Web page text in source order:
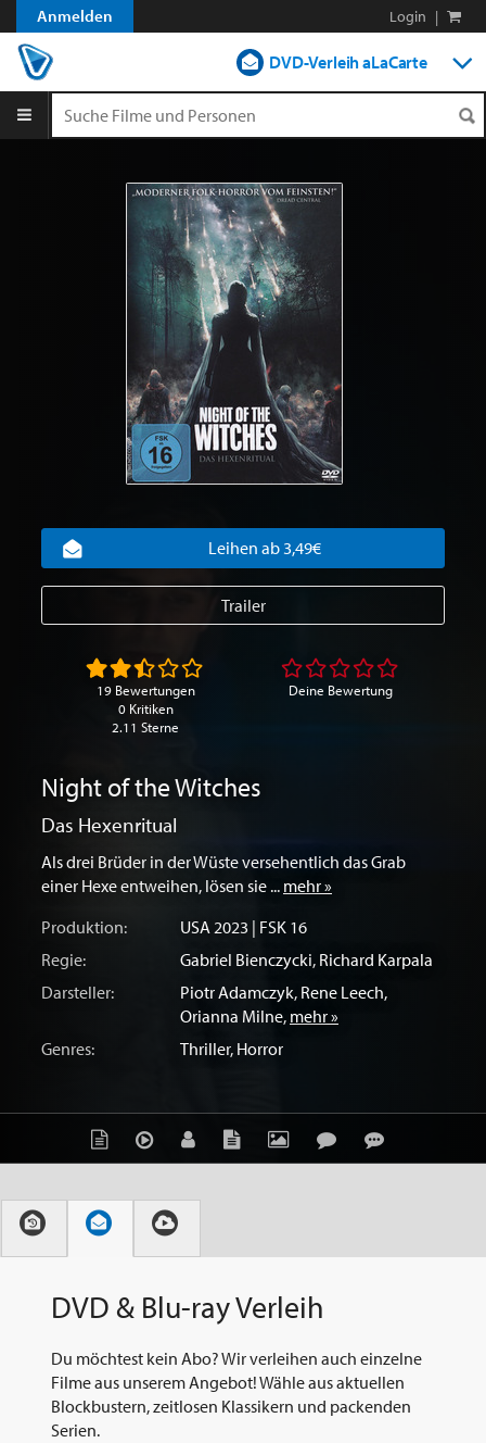
Anmelden Login |
DVD-Verleih aLaCarte
Shop
Blog
Night of the Witches
Das Hexenritual
Als drei Brüder in der Wüste versehentlich das Grab
einer Hexe entweihen, lösen sie ... mehr »
Produktion:
USA 2023 | FSK 16
Regie:
Gabriel Bienczycki, Richard Karpala
Darsteller:
Piotr Adamczyk, Rene Leech,
Orianna Milne, mehr »
Genres:
Thriller, Horror
Leihen ab 3,49€
Trailer
19 Bewertungen
0 Kritiken
2.11 Sterne
Deine Bewertung
DVD & Blu-ray Verleih
Du möchtest kein Abo? Wir verleihen auch einzelne
Filme aus unserem Angebot! Wähle aus aktuellen
Blockbustern, zeitlosen Klassikern und packenden
Serien.